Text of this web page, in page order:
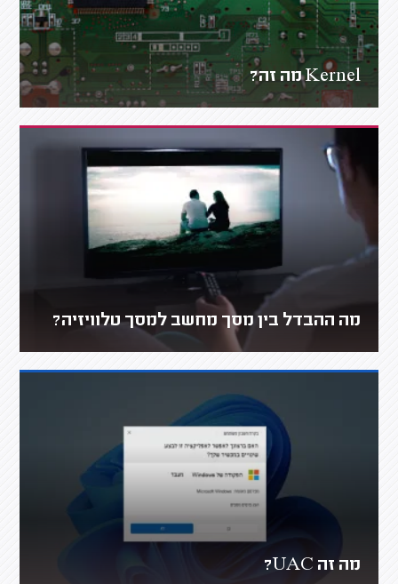
Kernel מה זה?
מה ההבדל בין מסך מחשב למסך טלוויזיה?
מה זה UAC?